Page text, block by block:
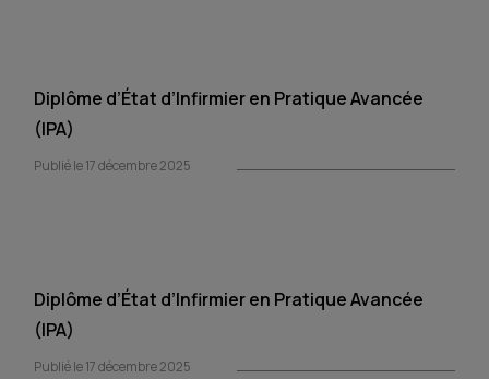
Diplôme d’État d’Infirmier en Pratique Avancée
(IPA)
Publié le 17 décembre 2025
Diplôme d’État d’Infirmier en Pratique Avancée
(IPA)
Publié le 17 décembre 2025